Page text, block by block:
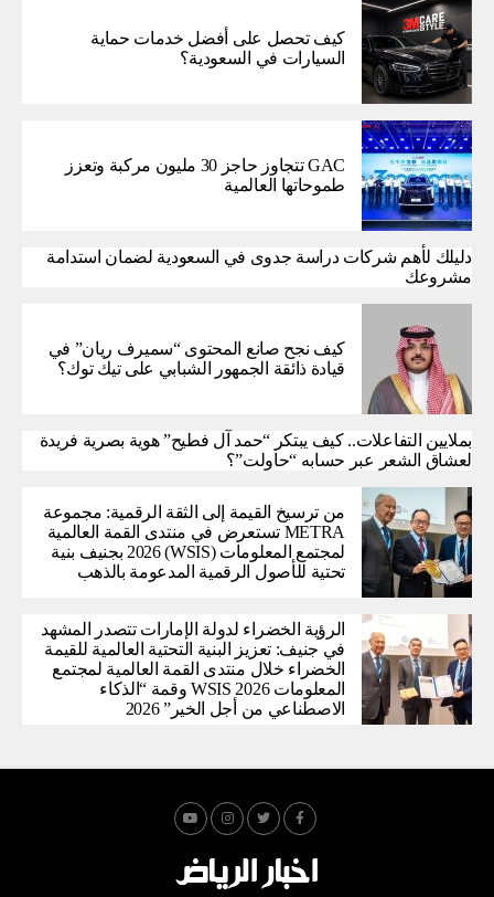
كيف تحصل على أفضل خدمات حماية
السيارات في السعودية؟
GAC تتجاوز حاجز 30 مليون مركبة وتعزز
طموحاتها العالمية
دليلك لأهم شركات دراسة جدوى في السعودية لضمان استدامة
مشروعك
كيف نجح صانع المحتوى “سميرف ريان” في
قيادة ذائقة الجمهور الشبابي على تيك توك؟
بملايين التفاعلات.. كيف يبتكر “حمد آل فطيح” هوية بصرية فريدة
لعشاق الشعر عبر حسابه “حاولت”؟
من ترسيخ القيمة إلى الثقة الرقمية: مجموعة
METRA تستعرض في منتدى القمة العالمية
لمجتمع المعلومات (WSIS) 2026 بجنيف بنية
تحتية للأصول الرقمية المدعومة بالذهب
الرؤية الخضراء لدولة الإمارات تتصدر المشهد
في جنيف: تعزيز البنية التحتية العالمية للقيمة
الخضراء خلال منتدى القمة العالمية لمجتمع
المعلومات WSIS 2026 وقمة “الذكاء
الاصطناعي من أجل الخير” 2026